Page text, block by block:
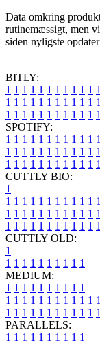
Data omkring
rutinemæssigt, men
siden nyligste
BITLY:
1 1 1 1 1 1 1 1 1 1 1 1
1 1 1 1 1 1 1 1 1 1 1 1
1 1 1 1 1 1 1 1 1 1 1 1
SPOTIFY:
1 1 1 1 1 1 1 1 1 1 1 1
1 1 1 1 1 1 1 1 1 1 1 1
1 1 1 1 1 1 1 1 1 1 1 1
CUTTLY BIO:
1
1 1 1 1 1 1 1 1 1 1 1 1
1 1 1 1 1 1 1 1 1 1 1 1
1 1 1 1 1 1 1 1 1 1 1 1
CUTTLY OLD:
1
1 1 1 1 1 1 1 1 1 1
MEDIUM:
1 1 1 1 1 1 1 1 1 1
1 1 1 1 1 1 1 1 1 1 1 1
1 1 1 1 1 1 1 1 1 1 1 1
PARALLELS:
1 1 1 1 1 1 1 1 1 1